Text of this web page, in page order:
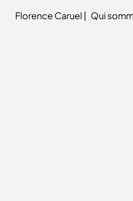
Florence Caruel | Qui